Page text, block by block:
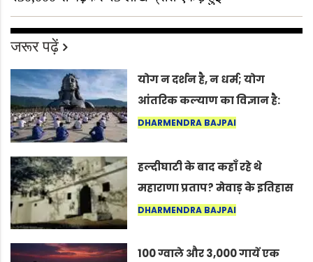
जरूर पढ़ें
योग न दर्शन है, न धर्म; योग
आंतरिक कल्याण का विज्ञान है:
अंतरराष्ट्रीय योग दिवस 2026 पर
DHARMENDRA BAJPAI
हल्दीघाटी के बाद कहाँ रहे थे
महाराणा प्रताप? मेवाड़ के इतिहास
का वह अनकहा अध्याय जो आज भी
DHARMENDRA BAJPAI
100 ग्वाले और 3,000 गायें एक